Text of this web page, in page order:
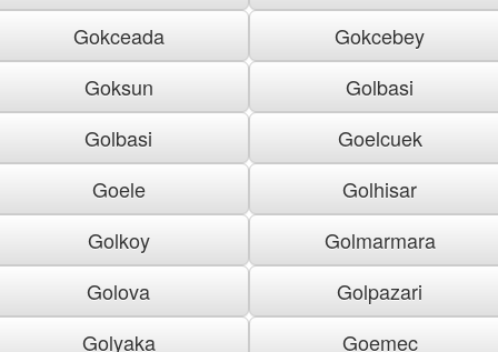
Gokceada
Gokcebey
Goksun
Golbasi
Golbasi
Goelcuek
Goele
Golhisar
Golkoy
Golmarmara
Golova
Golpazari
Golyaka
Goemec